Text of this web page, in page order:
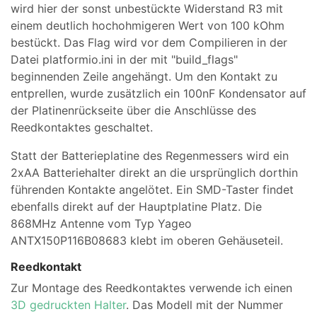
wird hier der sonst unbestückte Widerstand R3 mit
einem deutlich hochohmigeren Wert von 100 kOhm
bestückt. Das Flag wird vor dem Compilieren in der
Datei platformio.ini in der mit "build_flags"
beginnenden Zeile angehängt. Um den Kontakt zu
entprellen, wurde zusätzlich ein 100nF Kondensator auf
der Platinenrückseite über die Anschlüsse des
Reedkontaktes geschaltet.
Statt der Batterieplatine des Regenmessers wird ein
2xAA Batteriehalter direkt an die ursprünglich dorthin
führenden Kontakte angelötet. Ein SMD-Taster findet
ebenfalls direkt auf der Hauptplatine Platz. Die
868MHz Antenne vom Typ Yageo
ANTX150P116B08683 klebt im oberen Gehäuseteil.
Reedkontakt
Zur Montage des Reedkontaktes verwende ich einen
3D gedruckten Halter. Das Modell mit der Nummer